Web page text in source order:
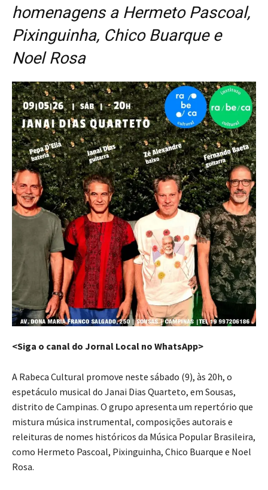
homenagens a Hermeto Pascoal,
Pixinguinha, Chico Buarque e
Noel Rosa
<Siga o canal do Jornal Local no WhatsApp>
A Rabeca Cultural promove neste sábado (9), às 20h, o
espetáculo musical do Janai Dias Quarteto, em Sousas,
distrito de Campinas. O grupo apresenta um repertório que
mistura música instrumental, composições autorais e
releituras de nomes históricos da Música Popular Brasileira,
como Hermeto Pascoal, Pixinguinha, Chico Buarque e Noel
Rosa.